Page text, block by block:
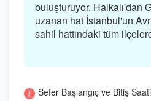
buluşturuyor. Halkalı'dan
uzanan hat İstanbul'un
sahil hattındaki tüm
Sefer Başlangıç ve Bitiş Saati